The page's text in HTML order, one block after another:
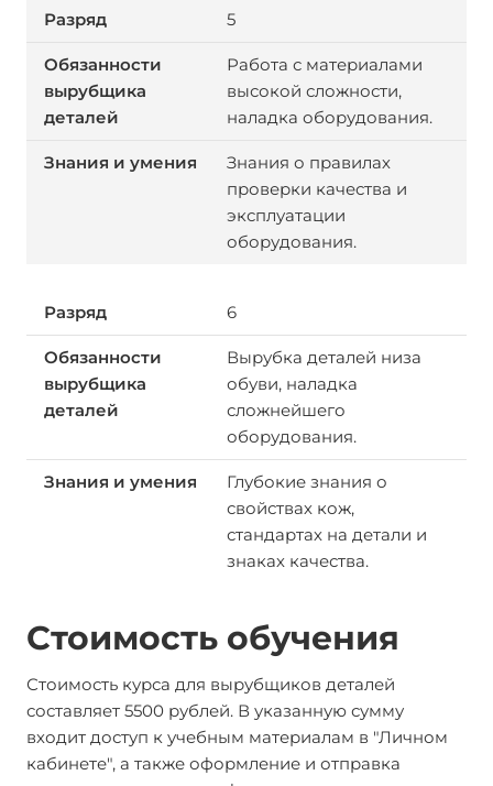
5
Работа с материалами
высокой сложности,
наладка оборудования.
Знания о правилах
проверки качества и
эксплуатации
оборудования.
6
Вырубка деталей низа
обуви, наладка
сложнейшего
оборудования.
Глубокие знания о
свойствах кож,
стандартах на детали и
знаках качества.
Стоимость обучения
Стоимость курса для вырубщиков деталей
составляет 5500 рублей. В указанную сумму
входит доступ к учебным материалам в "Личном
кабинете", а также оформление и отправка